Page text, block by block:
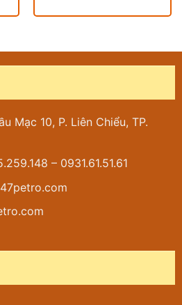
Mạc 10, P. Liên Chiểu, TP.
– 0931.61.51.61